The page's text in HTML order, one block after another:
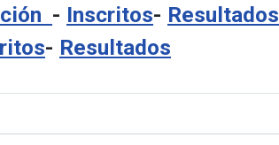
- Inscritos- Resultados
- Resultados